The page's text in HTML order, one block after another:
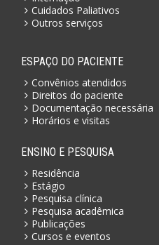
Cuidados Paliativos
Outros serviços
ESPAÇO DO PACIENTE
Convênios atendidos
Direitos do paciente
Documentação necessária
Horários e visitas
ENSINO E PESQUISA
Residência
Estágio
Pesquisa clínica
Pesquisa acadêmica
Publicações
Cursos e eventos